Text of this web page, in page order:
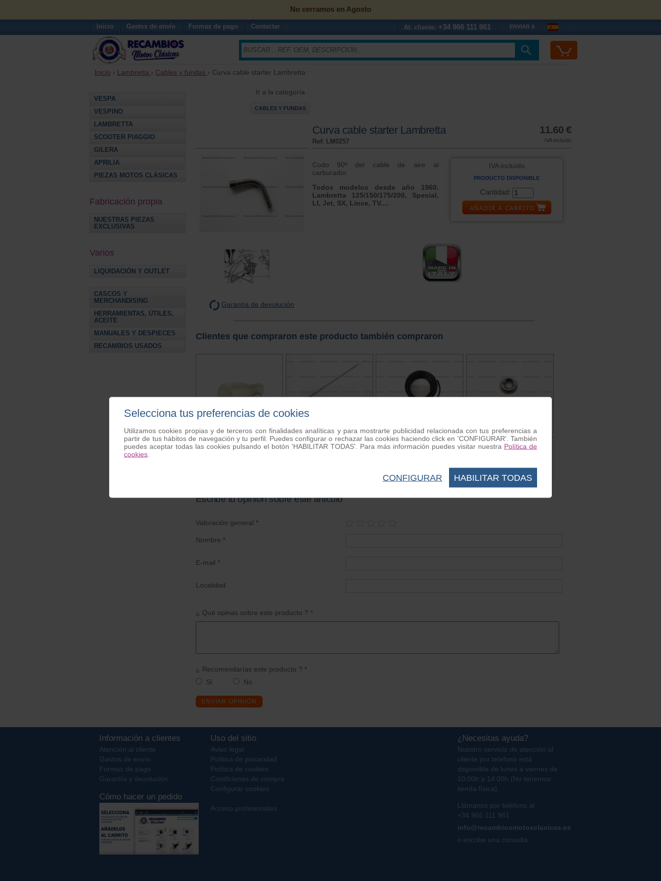
No cerramos en Agosto
Inicio Gastos de envío Formas de pago Contactar At. cliente: +34 966 111 961 ENVIAR A
Inicio › Lambretta › Cables y fundas › Curva cable starter Lambretta
VESPA
VESPINO
LAMBRETTA
SCOOTER PIAGGIO
GILERA
APRILIA
PIEZAS MOTOS CLÁSICAS
Fabricación propia
NUESTRAS PIEZAS
EXCLUSIVAS
Varios
LIQUIDACIÓN Y OUTLET
CASCOS Y
MERCHANDISING
HERRAMIENTAS, ÚTILES,
ACEITE
MANUALES Y DESPIECES
RECAMBIOS USADOS
Ir a la categoría
CABLES Y FUNDAS
Curva cable starter Lambretta
Ref: LM0257
11.60 €
IVA incluído
Garantía de devolución
IVA incluído
PRODUCTO DISPONIBLE
Cantidad:
Codo 90º del cable de aire al
carburador.
Todos modelos desde año 1960.
Lambretta 125/150/175/200, Special,
LI, Jet, SX, Lince, TV....
Clientes que compraron este producto también compraron
Tirador aire Lambretta
CASQUILLO
Cable aire completo
Lambretta LI
10cm Cable bobina de alta
Arandela Contraescudo
Lambretta
Escribe tu opinión sobre este artículo
Valoración general *
Nombre *
E-mail *
Localidad
¿ Qué opinas sobre este producto ? *
¿ Recomendarías este producto ? *
Sí
No
ENVIAR OPINIÓN
Información a clientes
Atención al cliente
Gastos de envío
Formas de pago
Garantía y devolución
Cómo hacer un pedido
Uso del sitio
Aviso legal
Política de privacidad
Política de cookies
Condiciones de compra
Configurar cookies
Acceso profesionales
¿Necesitas ayuda?
Nuestro servicio de atención al
cliente por telefono está
disponible de lunes a viernes de
10:00h a 14:00h (No tenemos
tienda física).
Llámanos por teléfono al
+34 966 111 961
info@recambiosmotosclasicas.es
o escribe una consulta
Selecciona tus preferencias de cookies
Utilizamos cookies propias y de terceros con finalidades analíticas y para mostrarte publicidad relacionada con tus preferencias a
partir de tus hábitos de navegación y tu perfil. Puedes configurar o rechazar las cookies haciendo click en 'CONFIGURAR'. También
puedes aceptar todas las cookies pulsando el botón 'HABILITAR TODAS'. Para más información puedes visitar nuestra Política de
cookies
CONFIGURAR HABILITAR TODAS